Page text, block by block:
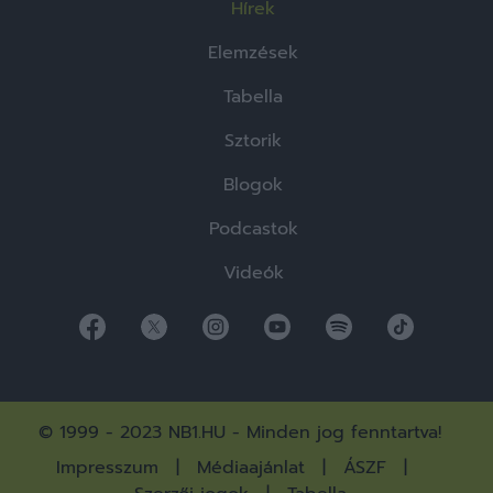
Hírek
Elemzések
Tabella
Sztorik
Blogok
Podcastok
Videók
© 1999 - 2023 NB1.HU - Minden jog fenntartva!
Impresszum
Médiaajánlat
ÁSZF